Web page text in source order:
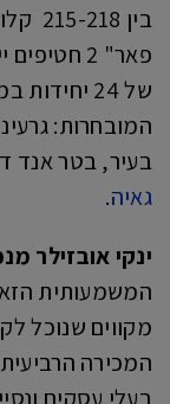
בין
המובחרות:
בעיר, בטר אנד
גאיה.
ינקי אובזילר
המשמעותית
מקווים שנוכל
המכירה